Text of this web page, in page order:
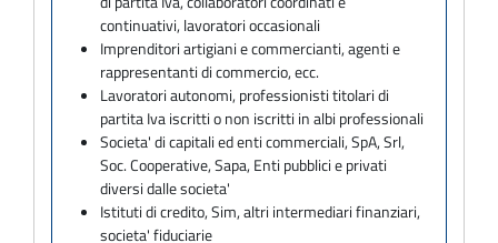
continuativi, lavoratori occasionali
Imprenditori artigiani e commercianti, agenti e
rappresentanti di commercio, ecc.
Lavoratori autonomi, professionisti titolari di
partita Iva iscritti o non iscritti in albi professionali
Societa' di capitali ed enti commerciali, SpA, Srl,
Soc. Cooperative, Sapa, Enti pubblici e privati
diversi dalle societa'
Istituti di credito, Sim, altri intermediari finanziari,
societa' fiduciarie